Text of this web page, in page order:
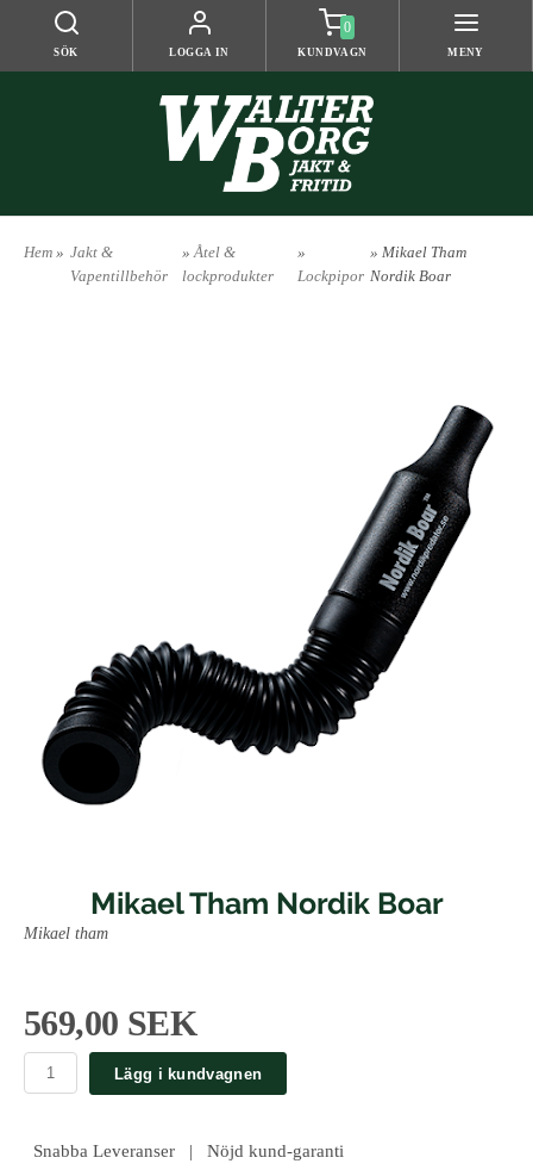
SÖK LOGGA IN
0
KUNDVAGN MENY
Hem » Jakt &
Vapentillbehör
»Åtel &
lockprodukter
»
Lockpipor
» Mikael Tham
Nordik Boar
Mikael Tham Nordik Boar
Mikael tham
569,00 SEK
Lägg i kundvagnen
Snabba Leveranser | Nöjd kund-garanti